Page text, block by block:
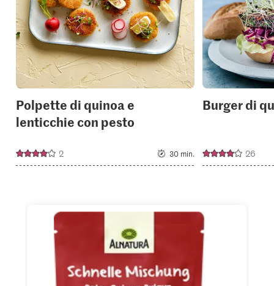
Polpette di quinoa e
lenticchie con pesto
2 30 min.
Burger di
26